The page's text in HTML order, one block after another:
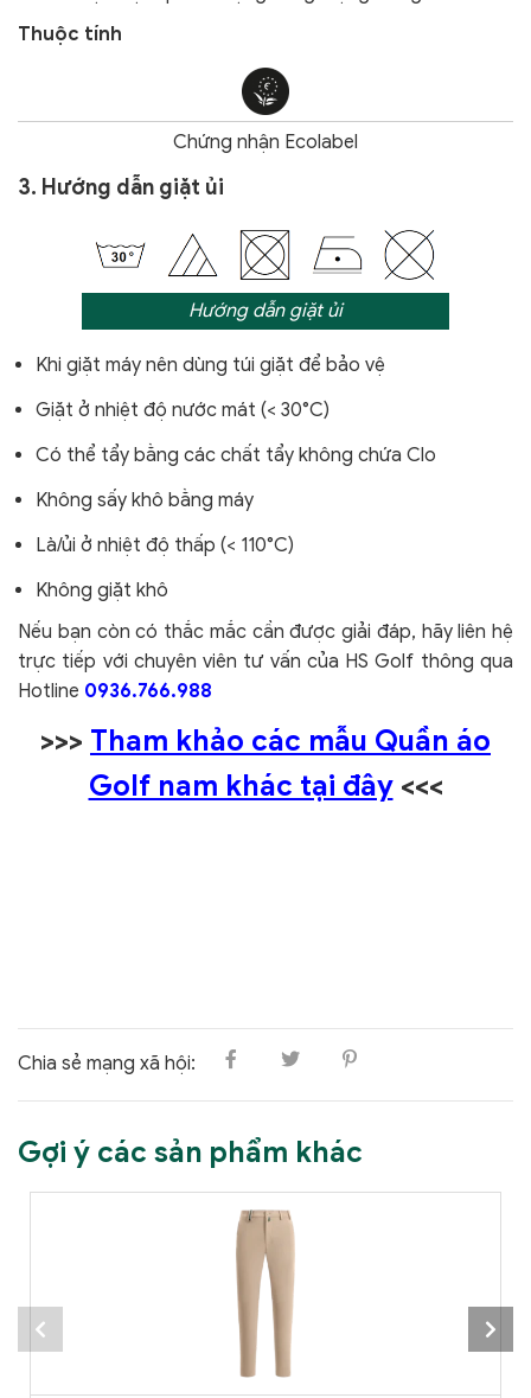
Thuộc tính
Chứng nhận Ecolabel
3. Hướng dẫn giặt ủi
Hướng dẫn giặt ủi
Khi giặt máy nên dùng túi giặt để bảo vệ
Giặt ở nhiệt độ nước mát (< 30°C)
Có thể tẩy bằng các chất tẩy không chứa Clo
Không sấy khô bằng máy
Là/ủi ở nhiệt độ thấp (< 110°C)
Không giặt khô
Nếu bạn còn có thắc mắc cần được giải đáp, hãy liên hệ
trực tiếp với chuyên viên tư vấn của HS Golf thông qua
Hotline 0936.766.988
>>> Tham khảo các mẫu Quần áo
Golf nam khác tại đây<<<
Chia sẻ mạng xã hội:
Gợi ý các sản phẩm khác